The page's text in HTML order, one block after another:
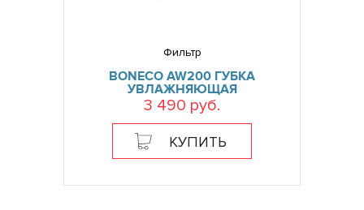
Фильтр
BONECO AW200 ГУБКА
УВЛАЖНЯЮЩАЯ
3 490 руб.
КУПИТЬ